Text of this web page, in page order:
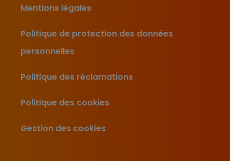
Mentions légales
Politique de protection des données
personnelles
Politique des réclamations
Politique des cookies
Gestion des cookies